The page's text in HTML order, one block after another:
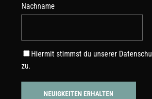
Nachname
Hiermit stimmst du unserer
zu.